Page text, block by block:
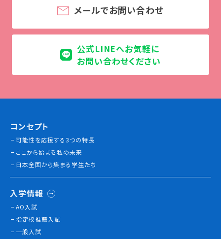
本校独自の学費サポート制度
住まいサポート
資格・就職
資格について
インターンシップ
活躍する卒業生
メールでお問い合わせ
公式LINEへお気軽に
お問い合わせください
コンセプト
可能性を応援する3つの特長
ここから始まる私の未来
日本全国から集まる学生たち
入学情報
AO入試
指定校推薦入試
一般入試